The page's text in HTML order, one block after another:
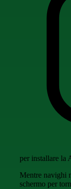
per installare la
Mentre navighi
schermo per